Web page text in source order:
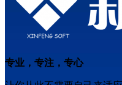
专业，专注，专心